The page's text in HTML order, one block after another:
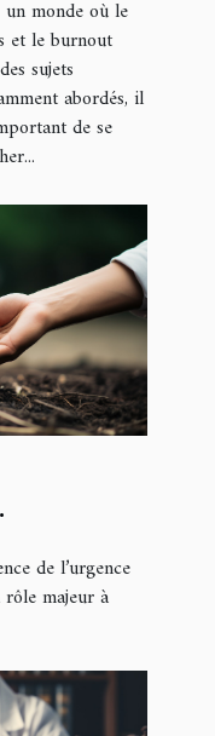
burnout
la
un monde où le
et le burnout
sujets
abordés, il
de se
de l’urgence
majeur à